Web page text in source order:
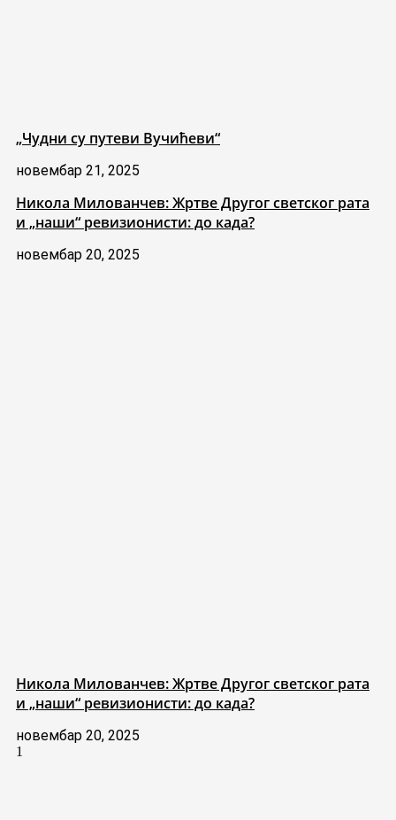
„Чудни су путеви Вучићеви“
новембар 21, 2025
Никола Милованчев: Жртве Другог светског рата
и „наши“ ревизионисти: до када?
новембар 20, 2025
Никола Милованчев: Жртве Другог светског рата
и „наши“ ревизионисти: до када?
новембар 20, 2025